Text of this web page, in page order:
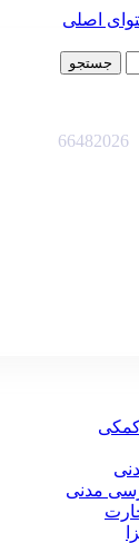
اصلی
جستجو
66482026
کمکی
مدنی